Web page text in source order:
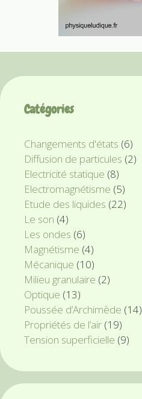
Catégories
Changements d'états (6)
Diffusion de particules (2)
Electricité statique (8)
Electromagnétisme (5)
Etude des liquides (22)
Le son (4)
Les ondes (6)
Magnétisme (4)
Mécanique (10)
Milieu granulaire (2)
Optique (13)
Poussée d’Archimède (14)
Propriétés de l’air (19)
Tension superficielle (9)